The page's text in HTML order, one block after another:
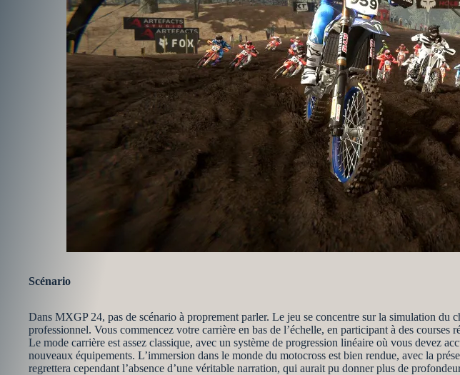
Scénario
Dans MXGP 24, pas de scénario à proprement parler. Le jeu se concentre sur la simulation
professionnel. Vous commencez votre carrière en bas de l’échelle, en participant à des
Le mode carrière est assez classique, avec un système de progression linéaire où vous devez
nouveaux équipements. L’immersion dans le monde du motocross est bien rendue, avec la
regrettera cependant l’absence d’une véritable narration, qui aurait pu donner plus de